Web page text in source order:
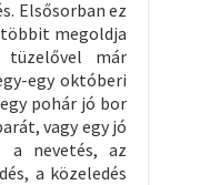
Elsősorban ez
megoldja
tüzelővel már
egy októberi
pohár jó bor
vagy egy jó
a nevetés, az
a közeledés